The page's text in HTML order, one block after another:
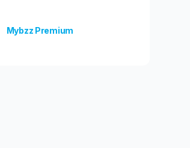
Mybzz Premium